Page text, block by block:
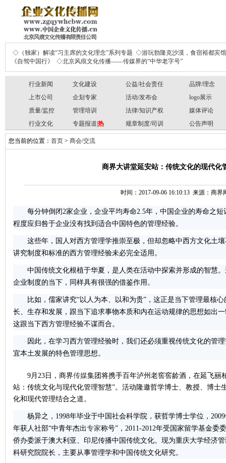
◇（独家）解读“习主席的文化理念”系列专题 ◇游玩勃隆克沙漠，食宿裕都宾馆
《自驾中国行》
◇北京风痕文化传播——传媒界的“中华老字号”
行业新闻 文化建设 公益/社会责任
品牌/理念
上市公司
企划专家 活动/发布会
logo展示
质量/监控
管理培训 法律/知识产权
媒体评论
行业文化
专题报道| 热 规章制度/司训 公告声明
您当前的位置： 首页 > 商会/交流
商界大讲堂延安站：传统文化的现代化
时间：2017-09-06 16:10:13 来源：商
每分钟倒闭2家企业，企业平均寿命2.5年，中国企业的寿命之
程度应归咎于企业没有找到适合中国特色的管理经验。
这些年，国人对西方管理学推崇至极，但却忽略中西方文化土
讲究制度和标准的西方管理经验未必完全适用。
中国传统文化根植于华夏，是人类在活动中探索并形成的智慧
企业制度的当下，同样具有很强的借鉴作用。
比如，儒家讲究“以人为本、以和为贵”，这正是当下管理最核
长、生存和发展，跟当下追求事物本质和内在运动规律的思想如出
这跟当下西方管理经验不谋而合。
因此，在学习西方管理经验时，我们还必须重视传统文化的管
宜本土发展的特色管理思想。
9月23日，商界传媒集团将携手百年泸州老窖窖龄酒，在延飞丽
站：传统文化与现代化管理智慧”。活动隆邀哲学博士、教授、博士
化和现代管理结合之道。
杨异之，1998年毕业于中国社会科学院，获哲学博士学位，
年获人社部“中青年杰出专家称号”，2011-2012年受国家留学基金委
侨办委派于澳大利亚、印尼传播中国传统文化。现为重庆大学经济
科研究院院长，主要从事管理学和中国传统文化研究。